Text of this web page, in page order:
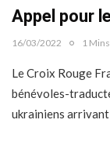
Appel pour
16/03/2022 1
Le Croix Rouge
bénévoles-
ukrainiens